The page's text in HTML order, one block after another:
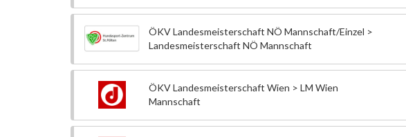
ÖKV Landesmeisterschaft NÖ Mannschaft/Einzel >
Landesmeisterschaft NÖ Mannschaft
ÖKV Landesmeisterschaft Wien > LM Wien
Mannschaft